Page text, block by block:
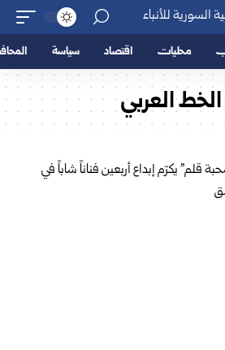
محليات اقتصاد سياسة
العربي